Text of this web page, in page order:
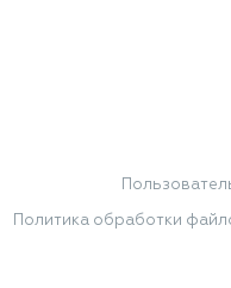
Политика обработки